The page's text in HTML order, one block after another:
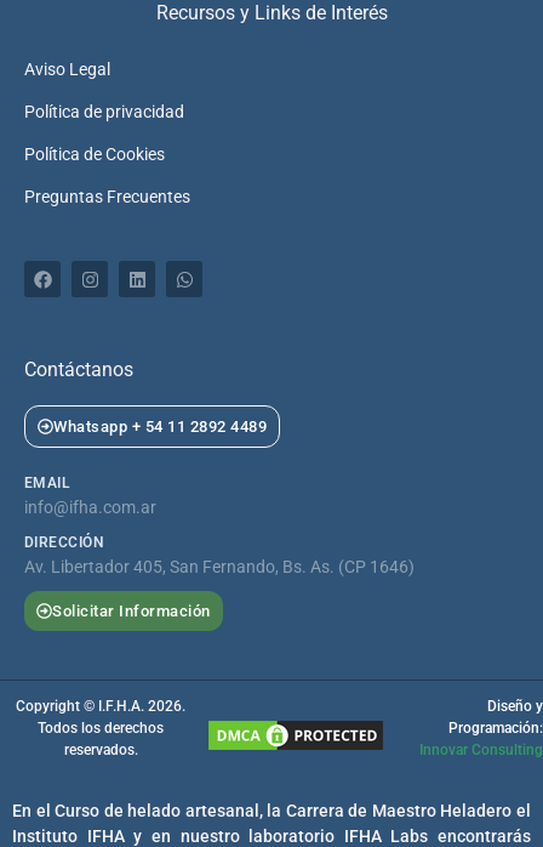
Recursos y Links de Interés
Aviso Legal
Política de privacidad
Política de Cookies
Preguntas Frecuentes
F
a
c
o
I
n
s
g
r
m
L
i
n
W
h
a
Contáctanos
Whatsapp + 54 11 2892 4489
EMAIL
info@ifha.com.ar
DIRECCIÓN
Av. Libertador 405, San Fernando, Bs. As. (CP 1646)
Solicitar Información
Copyright © I.F.H.A. 2026.
Todos los derechos
reservados.
Diseño y
Programación:
Innovar Consulting
En el Curso de helado artesanal, la Carrera de Maestro Heladero el
Instituto IFHA y en nuestro laboratorio IFHA Labs encontrarás